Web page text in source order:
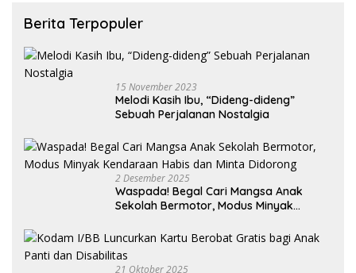
Berita Terpopuler
15 November 2023
Melodi Kasih Ibu, “Dideng-dideng”
Sebuah Perjalanan Nostalgia
2 Desember 2025
Waspada! Begal Cari Mangsa Anak
Sekolah Bermotor, Modus Minyak
21 Oktober 2025